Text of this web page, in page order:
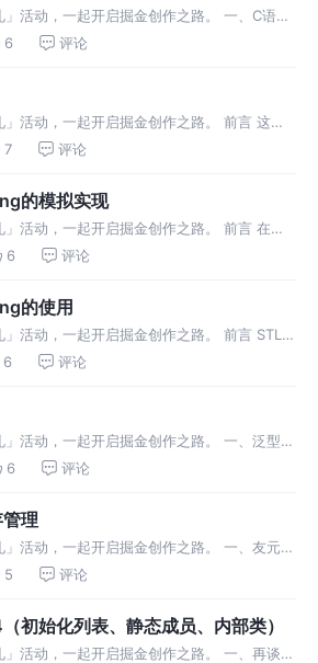
活动，一起开启掘金创作之路。 一、C语言
用到的输入输出方式就是scanf()与printf()。
6 评论
活动，一起开启掘金创作之路。 前言 这篇
进阶部分。 一、非类型模板参数 1.引出 现
7 评论
的模拟实现
活动，一起开启掘金创作之路。 前言 在
使用一文中已经对string类进行了简单的介
6 评论
的使用
活动，一起开启掘金创作之路。 前言 STL中
介绍最常用、最好用的一部分。如果需要用
6 评论
活动，一起开启掘金创作之路。 一、泛型编
例： 代码如下： 函数重载可以存在多个同名
6 评论
理
活动，一起开启掘金创作之路。 一、友元
。 友元提供了一种突破封装的方式，有时提
5 评论
初始化列表、静态成员、内部类）
活动，一起开启掘金创作之路。 一、再谈构